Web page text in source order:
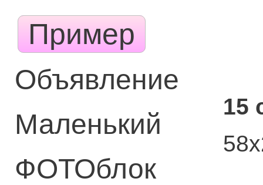
Пример
Объявление
Маленький
ФОТОблок
15